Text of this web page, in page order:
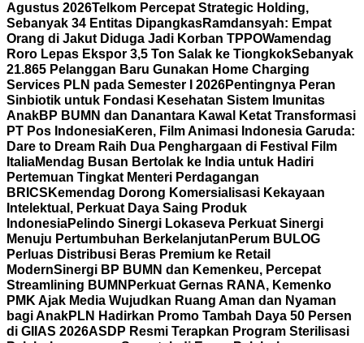
Agustus 2026Telkom Percepat Strategic Holding,
Sebanyak 34 Entitas DipangkasRamdansyah: Empat
Orang di Jakut Diduga Jadi Korban TPPOWamendag
Roro Lepas Ekspor 3,5 Ton Salak ke TiongkokSebanyak
21.865 Pelanggan Baru Gunakan Home Charging
Services PLN pada Semester I 2026Pentingnya Peran
Sinbiotik untuk Fondasi Kesehatan Sistem Imunitas
AnakBP BUMN dan Danantara Kawal Ketat Transformasi
PT Pos IndonesiaKeren, Film Animasi Indonesia Garuda:
Dare to Dream Raih Dua Penghargaan di Festival Film
ItaliaMendag Busan Bertolak ke India untuk Hadiri
Pertemuan Tingkat Menteri Perdagangan
BRICS Kemendag Dorong Komersialisasi Kekayaan
Intelektual, Perkuat Daya Saing Produk
IndonesiaPelindo Sinergi Lokaseva Perkuat Sinergi
Menuju Pertumbuhan Berkelanjutan Perum BULOG
Perluas Distribusi Beras Premium ke Retail
ModernSinergi BP BUMN dan Kemenkeu, Percepat
Streamlining BUMN Perkuat Gernas RANA, Kemenko
PMK Ajak Media Wujudkan Ruang Aman dan Nyaman
bagi AnakPLN Hadirkan Promo Tambah Daya 50 Persen
di GIIAS 2026ASDP Resmi Terapkan Program Sterilisasi